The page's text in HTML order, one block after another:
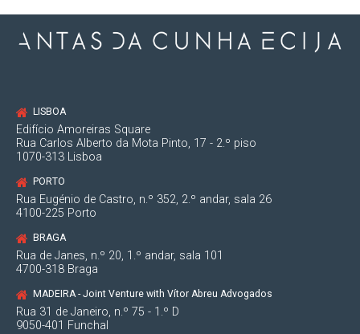
LISBOA
Edifício Amoreiras Square
Rua Carlos Alberto da Mota Pinto, 17 - 2.º piso
1070-313 Lisboa
PORTO
Rua Eugénio de Castro, n.º 352, 2.º andar, sala 26
4100-225 Porto
BRAGA
Rua de Janes, n.º 20, 1.º andar, sala 101
4700-318 Braga
MADEIRA - Joint Venture with Vítor Abreu Advogados
Rua 31 de Janeiro, n.º 75 - 1.º D
9050-401 Funchal